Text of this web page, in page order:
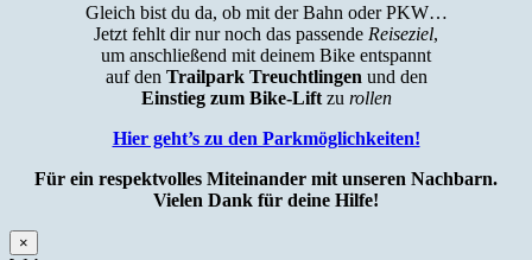
Gleich bist du da, ob mit der Bahn oder PKW…
Jetzt fehlt dir nur noch das passende Reiseziel,
um anschließend mit deinem Bike entspannt
auf den Trailpark Treuchtlingen und den
Einstieg zum Bike-Liftzu rollen
Hier geht’s zu den Parkmöglichkeiten!
Für ein respektvolles Miteinander mit unseren Nachbarn.
Vielen Dank für deine Hilfe!
×